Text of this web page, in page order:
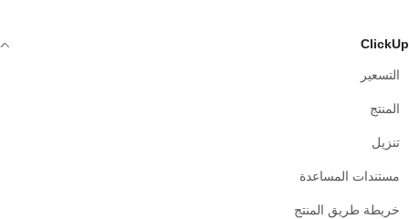
ClickUp
التسعير
المنتج
تنزيل
مستندات المساعدة
خريطة طريق المنتج